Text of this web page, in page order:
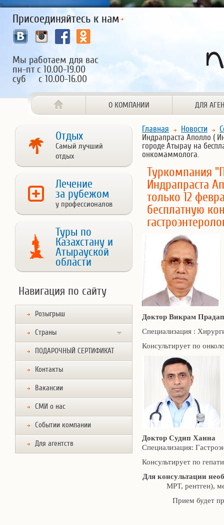
<
Присоединяйтесь к нам
Мы работаем для вас
пн-пт с 10.00-19.00
суб с 10.00-16.00
О КОМПАНИИ ДЛЯ
Отдых
Самый лучший
отдых
Лечение
за рубежом
у профессионалов
Туры по
Казахстану и
Атырауской
области
Навигация по сайту
Розыгрыш
Страны
ПОДАРОЧНЫЙ СЕРТИФИКАТ
Контакты
Вакансии
СМИ о нас
Событии компании
Для агентств
Главная Новости
Индрапраста Аполло (
городе Атырау на
онкомаммолога.
Туркомпания
Индрапраста
только 12
бесплатную
Доктор Викрам
Специализация :
Консультирует по
Доктор Судип Ханна
Специализация:
Консультирует по
Для консультации
МРТ, рентген),
Прием будет